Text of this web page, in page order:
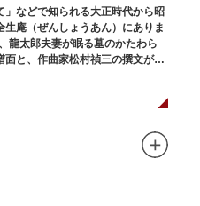
などで知られる大正時代から昭
庵（ぜんしょうあん）にありま
龍太郎夫妻が眠る墓のかたわら
と、作曲家松村禎三の撰文が浮